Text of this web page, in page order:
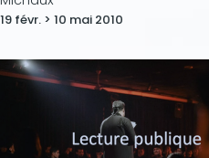
19 févr. > 10 mai 2010